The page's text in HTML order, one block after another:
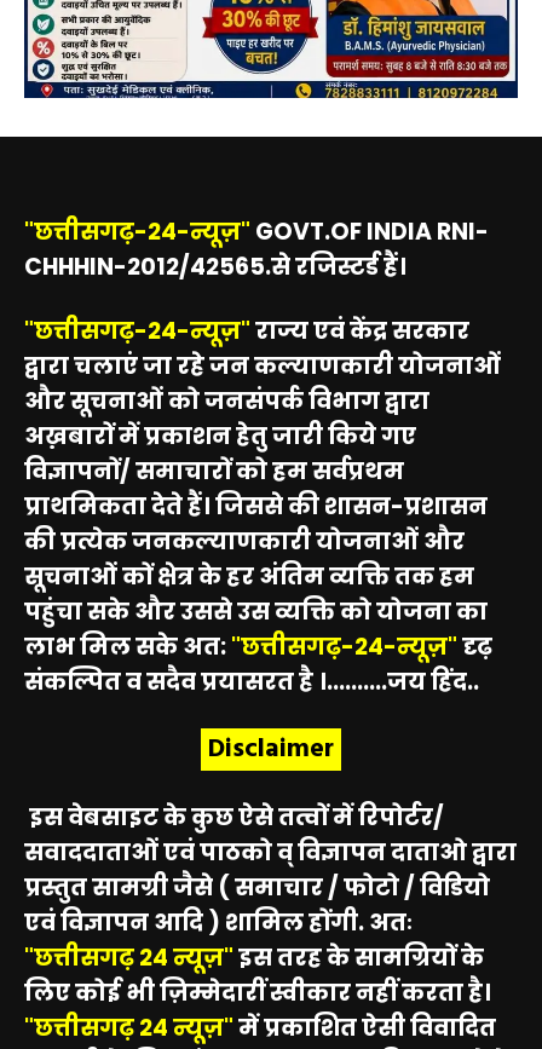
"छत्तीसगढ़-24-न्यूज़" GOVT.OF INDIA RNI-
CHHHIN-2012/42565.से रजिस्टर्ड हैं।
"छत्तीसगढ़-24-न्यूज़"राज्य एवं केंद्र सरकार
द्वारा चलाएं जा रहे जन कल्याणकारी योजनाओं
और सूचनाओं को जनसंपर्क विभाग द्वारा
अख़बारों में प्रकाशन हेतु जारी किये गए
विज्ञापनों/ समाचारों को हम सर्वप्रथम
प्राथमिकता देते हैं। जिससे की शासन-प्रशासन
की प्रत्येक जनकल्याणकारी योजनाओं और
सूचनाओं कों क्षेत्र के हर अंतिम व्यक्ति तक हम
पहुंचा सके और उससे उस व्यक्ति को योजना का
लाभ मिल सके अत:"छत्तीसगढ़-24-न्यूज़"दृढ़
संकल्पित व सदैव प्रयासरत है ।..........जय हिंद..
Disclaimer
इस वेबसाइट के कुछ ऐसे तत्वों में रिपोर्टर/
सवाददाताओं एवं पाठको व् विज्ञापन दाताओ द्वारा
प्रस्तुत सामग्री जैसे ( समाचार / फोटो / विडियो
एवं विज्ञापन आदि ) शामिल होंगी. अतः
"छत्तीसगढ़ 24 न्यूज़"इस तरह के सामग्रियों के
लिए कोई भी ज़िम्मेदारीं स्वीकार नहीं करता है।
"छत्तीसगढ़ 24 न्यूज़"में प्रकाशित ऐसी विवादित